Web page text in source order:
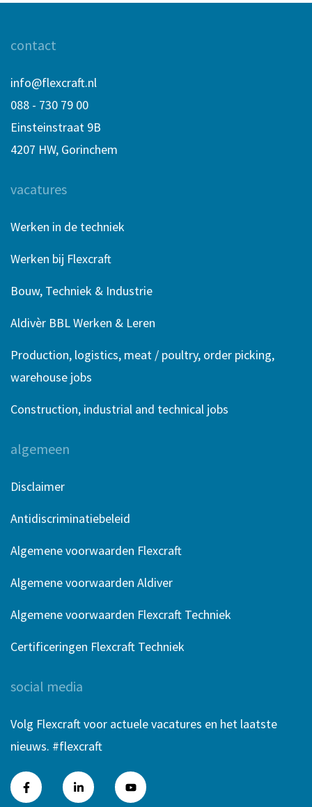
contact
info@flexcraft.nl
088 - 730 79 00
Einsteinstraat 9B
4207 HW, Gorinchem
vacatures
Werken in de techniek
Werken bij Flexcraft
Bouw, Techniek & Industrie
Aldivèr BBL Werken & Leren
Production, logistics, meat / poultry, order picking,
warehouse jobs
Construction, industrial and technical jobs
algemeen
Disclaimer
Antidiscriminatiebeleid
Algemene voorwaarden Flexcraft
Algemene voorwaarden Aldiver
Algemene voorwaarden Flexcraft Techniek
Certificeringen Flexcraft Techniek
social media
Volg Flexcraft voor actuele vacatures en het laatste
nieuws. #flexcraft